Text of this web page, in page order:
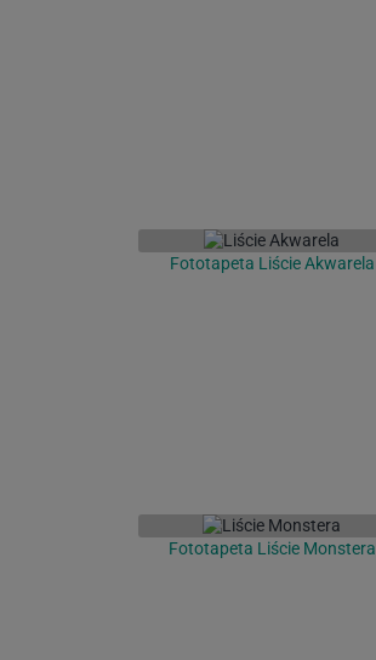
Fototapeta Liście Akwarela
Fototapeta Liście Monstera